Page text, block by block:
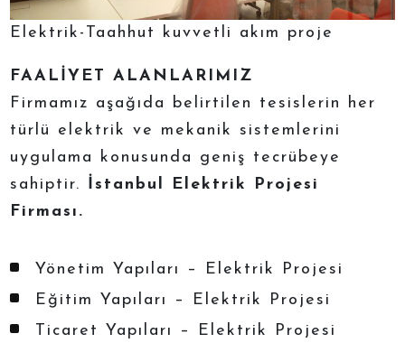
Elektrik-Taahhut kuvvetli akım proje
FAALİYET ALANLARIMIZ
Firmamız aşağıda belirtilen tesislerin her
türlü elektrik ve mekanik sistemlerini
uygulama konusunda geniş tecrübeye
sahiptir. İstanbul Elektrik Projesi
Firması.
Yönetim Yapıları – Elektrik Projesi
Eğitim Yapıları – Elektrik Projesi
Ticaret Yapıları – Elektrik Projesi